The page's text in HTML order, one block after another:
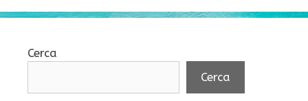
Cerca
Cerca